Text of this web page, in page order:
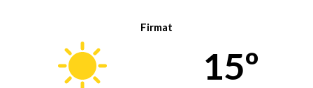
Firmat
15º